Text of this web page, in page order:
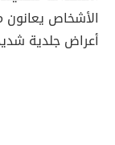
الأشخاص
أعراض جلدية